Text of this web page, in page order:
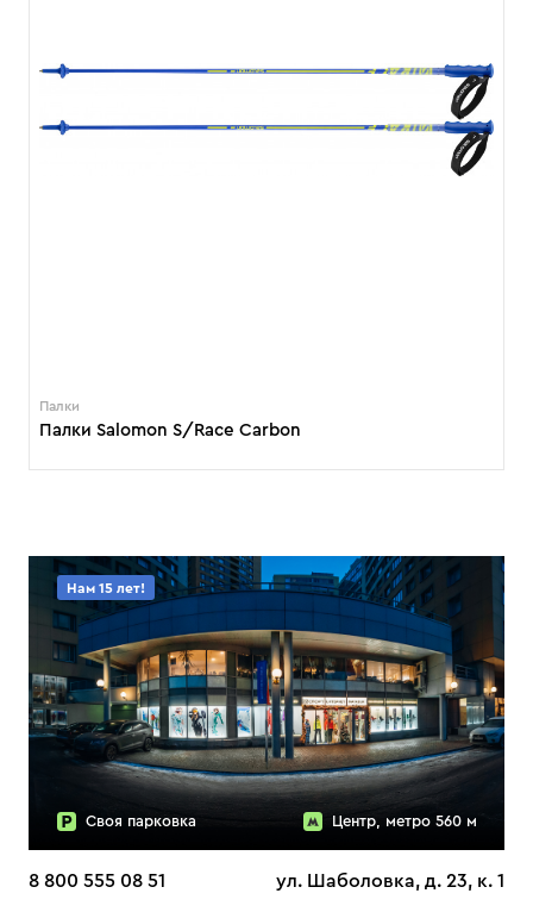
Палки
Палки Salomon S/Race Carbon
Нам 15 лет!
Своя парковка Центр, метро 560 м
8 800 555 08 51 ул. Шаболовка, д. 23, к. 1